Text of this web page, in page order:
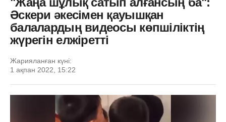
Әскери әкесімен қауышқан
балалардың видеосы көпшіліктің
жүрегін елжіретті
Жарияланған күні:
1 ақпан 2022, 15:22